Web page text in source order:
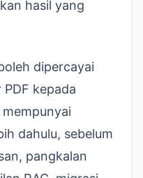
hasil yang
dipercayai
kepada
dahulu, sebelum
pangkalan